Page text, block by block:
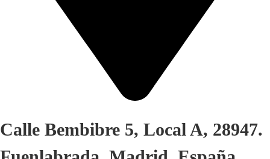
Calle Bembibre 5, Local A, 28947.